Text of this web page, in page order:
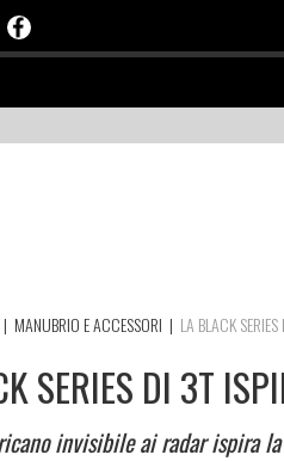
| MANUBRIO E ACCESSORI | LA BLACK
SERIES DI 3T
invisibile ai radar ispira